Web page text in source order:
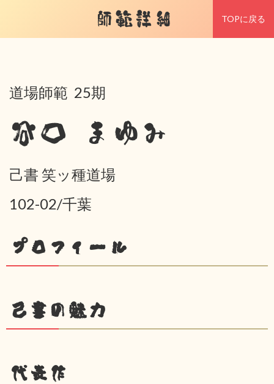
師範詳細 TOPに戻る
道場師範 25期
谷口 まゆみ
己書 笑ッ種道場
102-02/千葉
プロフィール
己書の魅力
代表作